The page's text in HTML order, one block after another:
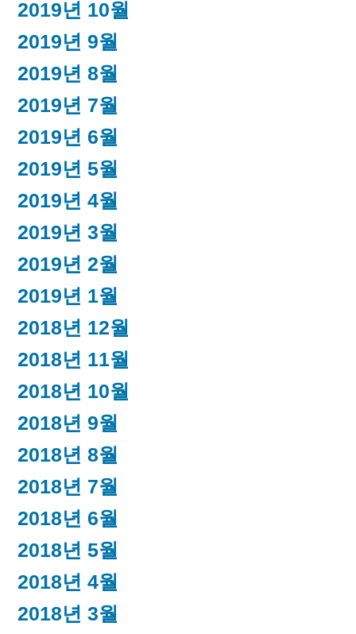
2019년 10월
2019년 9월
2019년 8월
2019년 7월
2019년 6월
2019년 5월
2019년 4월
2019년 3월
2019년 2월
2019년 1월
2018년 12월
2018년 11월
2018년 10월
2018년 9월
2018년 8월
2018년 7월
2018년 6월
2018년 5월
2018년 4월
2018년 3월